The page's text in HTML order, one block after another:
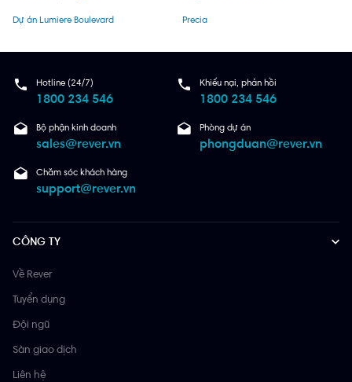
Dự án Lumiere Boulevard Precia
Hotline (24/7)
1800 234 546
Khiếu nại, phản hồi
1800 234 546
Bộ phận kinh doanh
sales@rever.vn
Phòng dự án
phongduan@rever.vn
Chăm sóc khách hàng
support@rever.vn
CÔNG TY
Về Rever
Tuyển dụng
Đội ngũ
Sàn giao dịch
Liên hệ